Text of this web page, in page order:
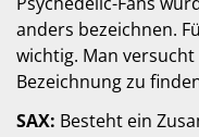
anders bezeichnen.
wichtig. Man
Bezeichnung zu
SAX: Besteht ein